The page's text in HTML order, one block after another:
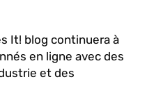
It! blog continuera à
en ligne avec des
et des